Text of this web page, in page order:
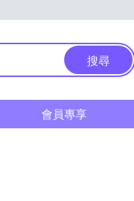
搜尋
會員專享